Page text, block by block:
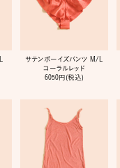
サテンボーイズパンツ M/L
コーラルレッド
6050円(税込)